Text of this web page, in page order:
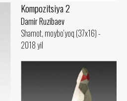
Kompozitsiya 2
Damir Ruzibaev
Shamot, moybo‘yoq (37x16) -
2018 yil